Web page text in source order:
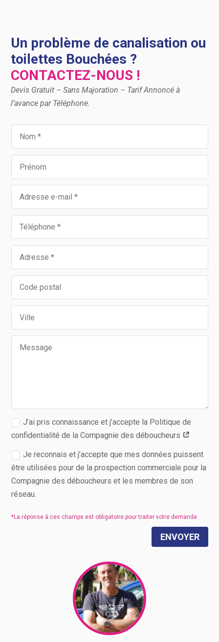
Un problème de canalisation ou
toilettes Bouchées ?
CONTACTEZ-NOUS !
Devis Gratuit – Sans Majoration – Tarif Annoncé à
l’avance par Téléphone.
J’ai pris connaissance et j’accepte la Politique de
confidentialité de la Compagnie des déboucheurs
Je reconnais et j’accepte que mes données puissent
être utilisées pour de la prospection commerciale pour la
Compagnie des déboucheurs et les membres de son
réseau.
ENVOYER